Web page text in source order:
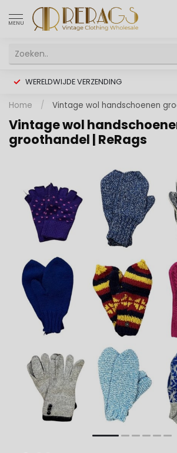
MENU
WERELDWIJDE VERZENDING
Home / Vintage wol handschoenen
Vintage wol
groothandel | ReRags